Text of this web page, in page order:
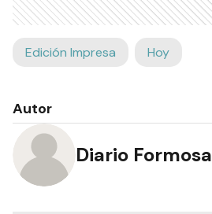
Edición Impresa Hoy
Autor
Diario Formosa